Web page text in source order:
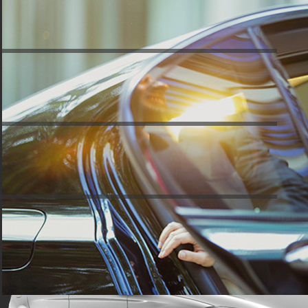
Минивэн
Volkswagen Mutlivan и подобные
✔ 5-8 пассажиров
✔ 7 багажа
Уточните детали вашей заявки и
подтвердите заказ
Мы встретим вас вовремя, автомобиль
соответствует классу
Спокойная езда и комфорт,
профессионализм водителей